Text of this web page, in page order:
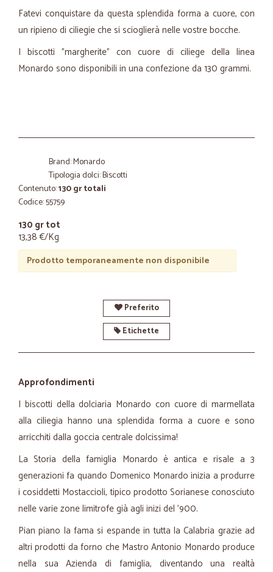
Fatevi conquistare da questa splendida forma a cuore, con
un ripieno di ciliegie che si scioglierà nelle vostre bocche.
I biscotti "margherite" con cuore di ciliege della linea
Monardo sono disponibili in una confezione da 130 grammi.
Brand: Monardo
Tipologia dolci: Biscotti
Contenuto:130 gr totali
Codice: 55759
130 gr tot
13,38 €/Kg
Prodotto temporaneamente non disponibile
Preferito
Etichette
Approfondimenti
I biscotti della dolciaria Monardo con cuore di marmellata
alla ciliegia hanno una splendida forma a cuore e sono
arricchiti dalla goccia centrale dolcissima!
La Storia della famiglia Monardo è antica e risale a 3
generazioni fa quando Domenico Monardo inizia a produrre
i cosiddetti Mostaccioli, tipico prodotto Sorianese conosciuto
nelle varie zone limitrofe già agli inizi del '900.
Pian piano la fama si espande in tutta la Calabria grazie ad
altri prodotti da forno che Mastro Antonio Monardo produce
nella sua Azienda di famiglia, diventando una realtà